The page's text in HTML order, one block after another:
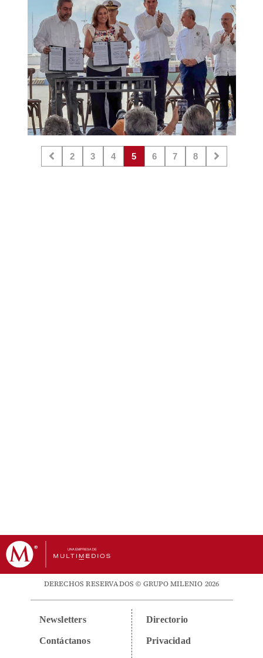
2 3 4 5 6 7 8
DERECHOS RESERVADOS © GRUPO MILENIO 2026
Newsletters
Contáctanos
Directorio
Privacidad